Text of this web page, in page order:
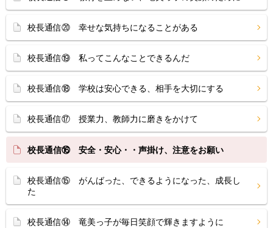
校長通信⑳ 幸せな気持ちになることがある
校長通信⑲ 私ってこんなことできるんだ
校長通信⑱ 学校は安心できる、相手を大切にする
校長通信⑰ 授業力、教師力に磨きをかけて
校長通信⑯ 安全・安心・・声掛け、注意をお願い
校長通信⑮ がんばった、できるようになった、成長し
た
校長通信⑭ 竜美っ子が毎日笑顔で輝きますように